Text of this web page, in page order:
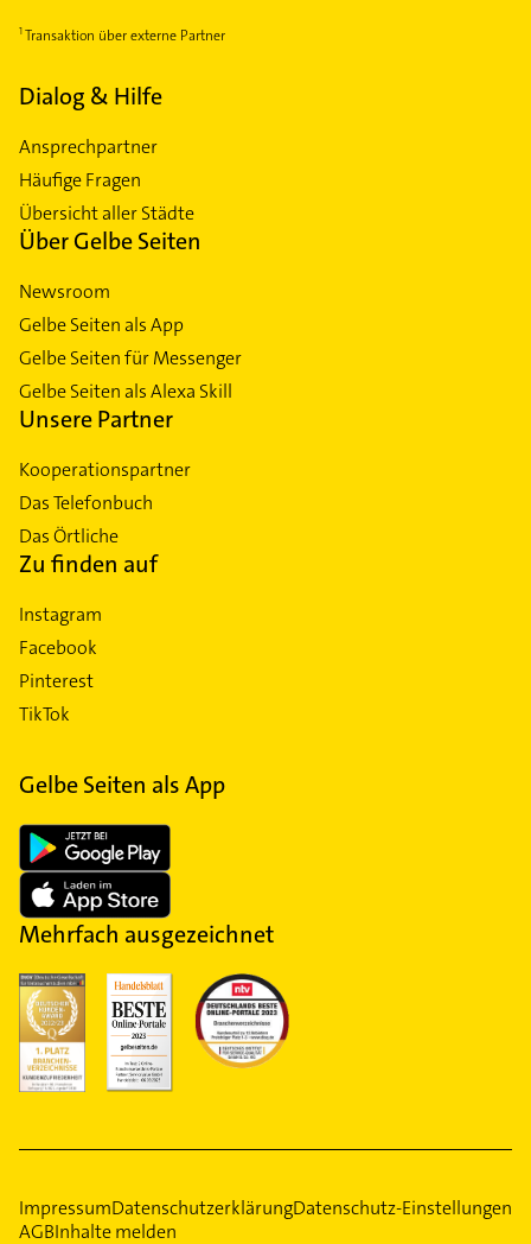
Transaktion über externe Partner
Dialog & Hilfe
Ansprechpartner
Häufige Fragen
Übersicht aller Städte
Über Gelbe Seiten
Newsroom
Gelbe Seiten als App
Gelbe Seiten für Messenger
Gelbe Seiten als Alexa Skill
Unsere Partner
Kooperationspartner
Das Telefonbuch
Das Örtliche
Zu finden auf
Instagram
Facebook
Pinterest
TikTok
Gelbe Seiten als App
Mehrfach ausgezeichnet
ImpressumDatenschutzerklärungDatenschutz-Einstellungen
AGBInhalte melden